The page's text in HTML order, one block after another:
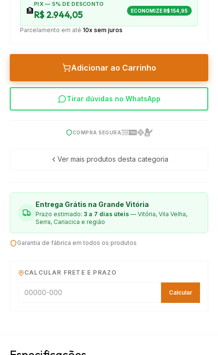
🏦
PIX — 5% DE DESCONTO
R$ 2.944,05 ECONOMIZER$ 154,95
Parcelamento em até 10x sem juros
Adicionar ao Carrinho
Tirar dúvidas no WhatsApp
COMPRA SEGURA
Ver mais produtos desta categoria
Entrega Grátis na Grande Vitória
Prazo estimado: 3 a 7 dias úteis — Vitória, Vila Velha,
Serra, Cariacica e região
Garantia de fábrica em todos os produtos
CALCULAR FRETE E PRAZO
Calcular